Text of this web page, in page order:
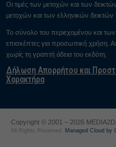
Οι τιμές των μετοχών και των
μετοχών και των ελληνικών δεικτών
Το σύνολο του περιεχομένου και
επισκέπτες για προσωπική χρήση.
χωρίς τη γραπτή άδεια του εκδότη.
Δήλωση Απορρήτου και
Χαρακτήρα
Copyright © 2001 – 2026
All Rights Reserved. Managed Cloud by